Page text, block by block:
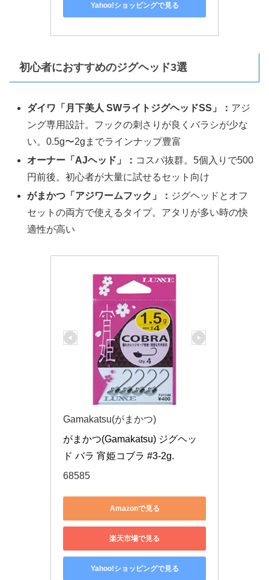
Yahoo!ショッピングで見る
初心者におすすめのジグヘッド3選
ダイワ「月下美人 SWライトジグヘッドSS」： アジ
ング専用設計。フックの刺さりが良くバラシが少な
い。0.5g〜2gまでラインナップ豊富
オーナー「AJヘッド」： コスパ抜群。5個入りで500
円前後。初心者が大量に試せるセット向け
がまかつ「アジワームフック」： ジグヘッドとオフ
セットの両方で使えるタイプ。アタリが多い時の快
適性が高い
Gamakatsu(がまかつ)
がまかつ(Gamakatsu) ジグヘッ
ド バラ 宵姫コブラ #3-2g.
68585
Amazonで見る
楽天市場で見る
Yahoo!ショッピングで見る